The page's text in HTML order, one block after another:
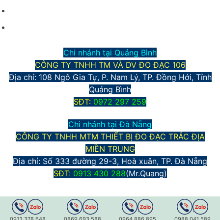
Chi nhánh tại Quảng Bình
CÔNG TY TNHH TM VÀ DV ĐO ĐẠC 106
Địa chỉ: 108 Ngô Gia Tự, P. Nam Lý, TP. Đồng Hới, Tỉnh
Quảng Bình
SĐT: 0972 297 259
Chi nhánh tại Đà Nẵng
CÔNG TY TNHH MTM THIẾT BỊ ĐO ĐẠC TRẮC ĐỊA
MIỀN TRUNG
Địa chỉ: Số 333 đường 29-3, Hoà xuân, TP. Đà Nẵng
SĐT: 0913 430 288(Mr.Quang)